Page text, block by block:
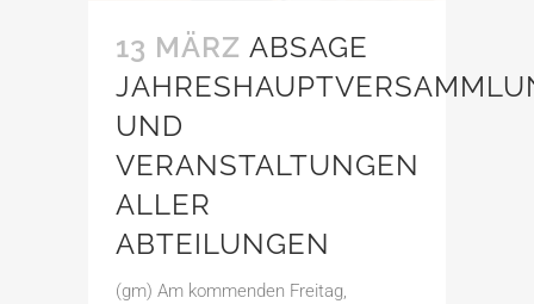
13 MÄRZ ABSAGE
UND
VERANSTALTUNGEN
ALLER
ABTEILUNGEN
(gm) Am kommenden Freitag,